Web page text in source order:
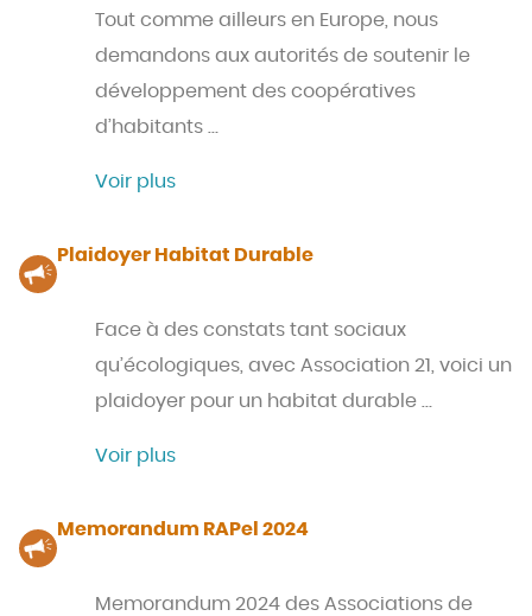
Tout comme ailleurs en Europe, nous
demandons aux autorités de soutenir le
développement des coopératives
d’habitants …
Voir plus
Plaidoyer Habitat Durable
Face à des constats tant sociaux
qu’écologiques, avec Association 21, voici un
plaidoyer pour un habitat durable …
Voir plus
Memorandum RAPel 2024
Memorandum 2024 des Associations de